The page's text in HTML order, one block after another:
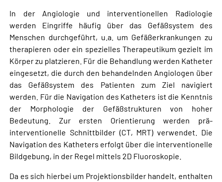
In der Angiologie und interventionellen Radiologie
werden Eingriffe häufig über das Gefäßsystem des
Menschen durchgeführt, u.a. um Gefäßerkrankungen zu
therapieren oder ein spezielles Therapeutikum gezielt im
Körper zu platzieren. Für die Behandlung werden Katheter
eingesetzt, die durch den behandelnden Angiologen über
das Gefäßsystem des Patienten zum Ziel navigiert
werden. Für die Navigation des Katheters ist die Kenntnis
der Morphologie der Gefäßstrukturen von hoher
Bedeutung. Zur ersten Orientierung werden prä-
interventionelle Schnittbilder (CT, MRT) verwendet. Die
Navigation des Katheters erfolgt über die interventionelle
Bildgebung, in der Regel mittels 2D Fluoroskopie.
Da es sich hierbei um Projektionsbilder handelt, enthalten